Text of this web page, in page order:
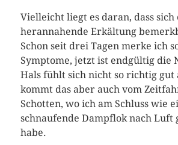
Vielleicht liegt es daran, dass sich
herannahende Erkältung
Schon seit drei Tagen merke ich
Symptome, jetzt ist endgültig die
Hals fühlt sich nicht so richtig gut
kommt das aber auch vom
Schotten, wo ich am Schluss wie
schnaufende Dampflok nach Luft
habe.